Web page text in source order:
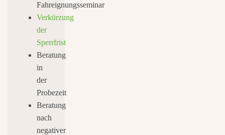
Fahreignungsseminar
Verkürzung
der
Sperrfrist
Beratung
in
der
Probezeit
Beratung
nach
negativer